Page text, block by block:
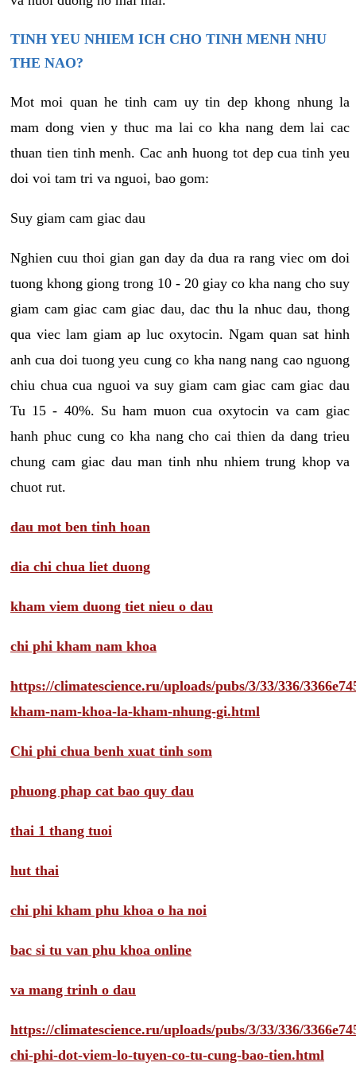
TINH YEU NHIEM ICH CHO TINH MENH NHU
THE NAO?
Mot moi quan he tinh cam uy tin dep khong nhung la
mam dong vien y thuc ma lai co kha nang dem lai cac
thuan tien tinh menh. Cac anh huong tot dep cua tinh yeu
doi voi tam tri va nguoi, bao gom:
Suy giam cam giac dau
Nghien cuu thoi gian gan day da dua ra rang viec om doi
tuong khong giong trong 10 - 20 giay co kha nang cho suy
giam cam giac cam giac dau, dac thu la nhuc dau, thong
qua viec lam giam ap luc oxytocin. Ngam quan sat hinh
anh cua doi tuong yeu cung co kha nang nang cao nguong
chiu chua cua nguoi va suy giam cam giac cam giac dau
Tu 15 - 40%. Su ham muon cua oxytocin va cam giac
hanh phuc cung co kha nang cho cai thien da dang trieu
chung cam giac dau man tinh nhu nhiem trung khop va
chuot rut.
dau mot ben tinh hoan
dia chi chua liet duong
kham viem duong tiet nieu o dau
chi phi kham nam khoa
https://climatescience.ru/uploads/pubs/3/33/336/
kham-nam-khoa-la-kham-nhung-gi.html
Chi phi chua benh xuat tinh som
phuong phap cat bao quy dau
thai 1 thang tuoi
hut thai
chi phi kham phu khoa o ha noi
bac si tu van phu khoa online
va mang trinh o dau
https://climatescience.ru/uploads/pubs/3/33/336/
chi-phi-dot-viem-lo-tuyen-co-tu-cung-bao-tien.html